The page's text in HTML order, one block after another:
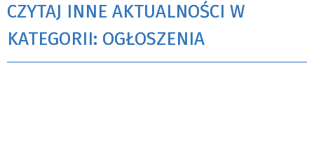
CZYTAJ INNE AKTUALNOŚCI W
KATEGORII: OGŁOSZENIA